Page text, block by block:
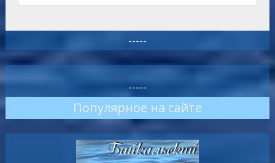
-----
-----
Популярное на сайте